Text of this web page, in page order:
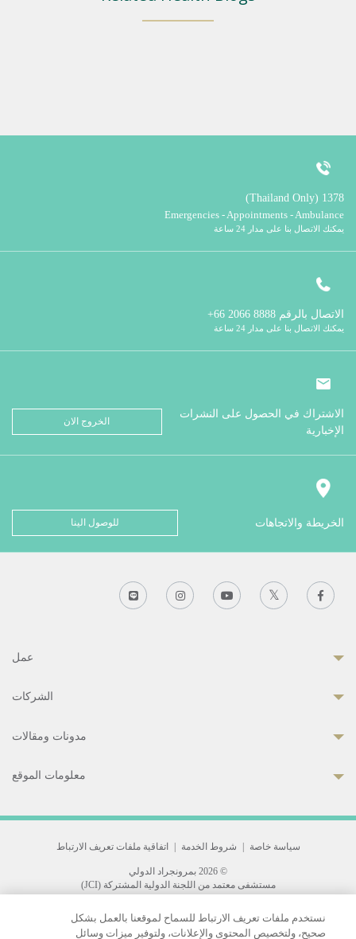
1378 (Thailand Only)
Emergencies - Appointments - Ambulance
يمكنك الاتصال بنا على مدار 24 ساعة
الاتصال بالرقم
يمكنك الاتصال بنا على مدار 24 ساعة
الاشتراك في الحصول على النشرات
الإخبارية
الخروج الان
الخريطة والاتجاهات للوصول الينا
عمل
الشركات
مدونات ومقالات
معلومات الموقع
سياسة خاصة شروط الخدمة اتفاقية ملفات تعريف الارتباط
© 2026 بمرونجراد الدولي
مستشفى معتمد من اللجنة الدولية المشتركة (JCI)
33 Sukhumvit 3, Wattana, Bangkok 10110 Thailand.
All rights reserved.
نستخدم ملفات تعريف الارتباط للسماح لموقعنا بالعمل بشكل
صحيح، ولتخصيص المحتوى والإعلانات، ولتوفير ميزات وسائل